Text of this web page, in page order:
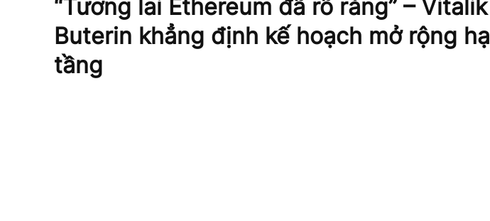
“Tương lai Ethereum đã rõ ràng” – Vitalik
Buterin khẳng định kế hoạch mở rộng hạ
tầng